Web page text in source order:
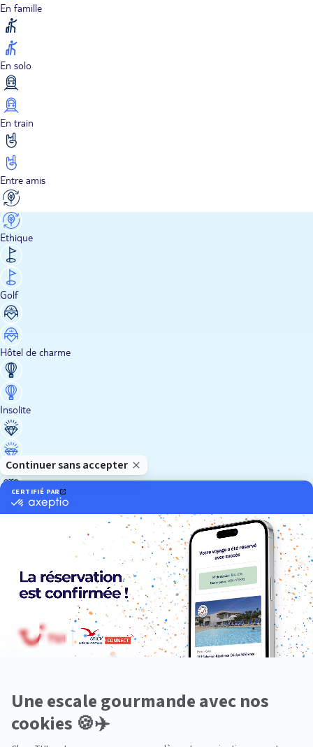
En famille
En solo
En train
Entre amis
Ethique
Golf
Hôtel de charme
Insolite
Luxe
Neige
Plongée
Premium